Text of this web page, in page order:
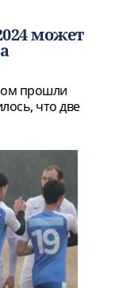
может
прошли
что две